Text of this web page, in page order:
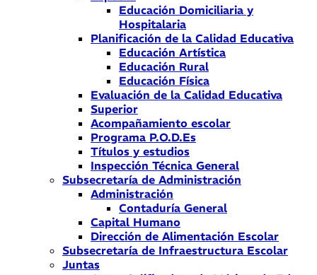
Educación Domiciliaria y
Hospitalaria
Planificación de la Calidad Educativa
Educación Artística
Educación Rural
Educación Física
Evaluación de la Calidad Educativa
Superior
Acompañamiento escolar
Programa P.O.D.Es
Títulos y estudios
Inspección Técnica General
Subsecretaría de Administración
Administración
Contaduría General
Capital Humano
Dirección de Alimentación Escolar
Subsecretaría de Infraestructura Escolar
Juntas